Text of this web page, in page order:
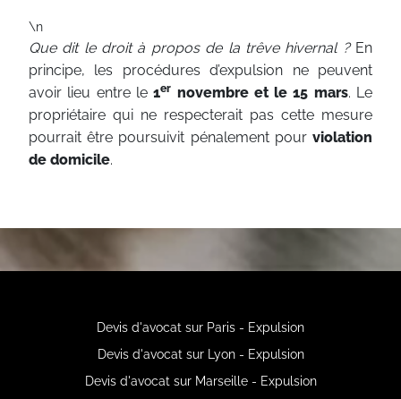
\n
Que dit le droit à propos de la trêve hivernal ?En
principe, les procédures d’expulsion ne peuvent
avoir lieu entre le1er novembre et le 15 mars. Le
propriétaire qui ne respecterait pas cette mesure
pourrait être poursuivit pénalement pour violation
de domicile.
Devis d'avocat sur Paris - Expulsion
Devis d'avocat sur Lyon - Expulsion
Devis d'avocat sur Marseille - Expulsion